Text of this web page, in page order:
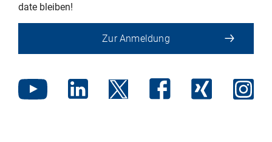
date bleiben!
Zur Anmeldung